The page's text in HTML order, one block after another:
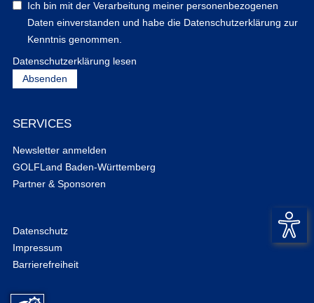
Ich bin mit der Verarbeitung meiner personenbezogenen
Daten einverstanden und habe die Datenschutzerklärung zur
Kenntnis genommen.
Datenschutzerklärung lesen
SERVICES
Newsletter anmelden
GOLFLand Baden-Württemberg
Partner & Sponsoren
Datenschutz
Impressum
Barrierefreiheit